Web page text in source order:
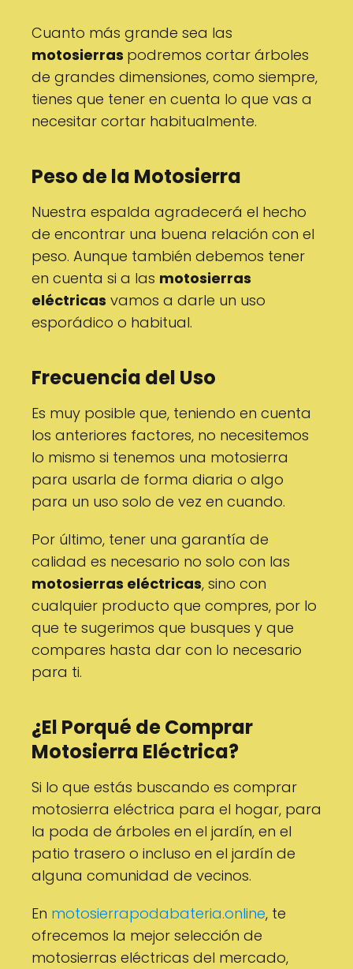
Cuanto más grande sea las
motosierras podremos cortar árboles
de grandes dimensiones, como siempre,
tienes que tener en cuenta lo que vas a
necesitar cortar habitualmente.
Peso de la Motosierra
Nuestra espalda agradecerá el hecho
de encontrar una buena relación con el
peso. Aunque también debemos tener
en cuenta si a las motosierras
eléctricas vamos a darle un uso
esporádico o habitual.
Frecuencia del Uso
Es muy posible que, teniendo en cuenta
los anteriores factores, no necesitemos
lo mismo si tenemos una motosierra
para usarla de forma diaria o algo
para un uso solo de vez en cuando.
Por último, tener una garantía de
calidad es necesario no solo con las
motosierras eléctricas, sino con
cualquier producto que compres, por lo
que te sugerimos que busques y que
compares hasta dar con lo necesario
para ti.
¿El Porqué de Comprar
Motosierra Eléctrica?
Si lo que estás buscando es comprar
motosierra eléctrica para el hogar, para
la poda de árboles en el jardín, en el
patio trasero o incluso en el jardín de
alguna comunidad de vecinos.
En motosierrapodabateria.online, te
ofrecemos la mejor selección de
motosierras eléctricas del mercado,